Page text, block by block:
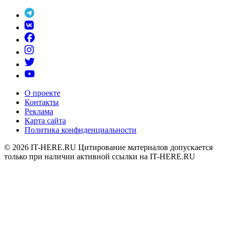
О проекте
Контакты
Реклама
Карта сайта
Политика конфиденциальности
© 2026 IT-HERE.RU Цитирование материалов допускается
только при наличии активной ссылки на IT-HERE.RU